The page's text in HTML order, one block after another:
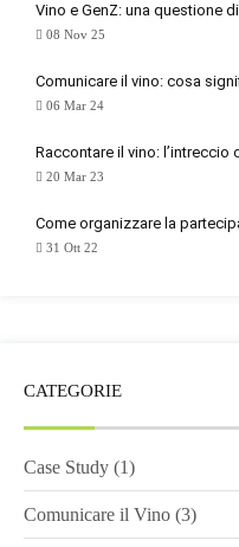
Vino e GenZ: una questione
08 Nov 25
Comunicare il vino: cosa
06 Mar 24
Raccontare il vino: l’intreccio
20 Mar 23
Come organizzare la
31 Ott 22
CATEGORIE
Case Study (1)
Comunicare il Vino (3)